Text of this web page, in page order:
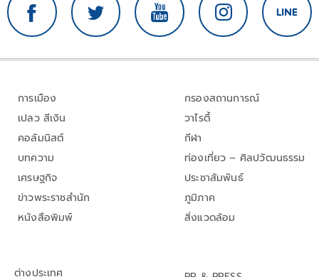
การเมือง
เปลว สีเงิน
คอลัมนิสต์
บทความ
เศรษฐกิจ
ข่าวพระราชสำนัก
หนังสือพิมพ์
กรองสถานการณ์
วาไรตี้
กีฬา
ท่องเที่ยว – ศิลปวัฒนธรรม
ประชาสัมพันธ์
ภูมิภาค
สิ่งแวดล้อม
ต่างประเทศ